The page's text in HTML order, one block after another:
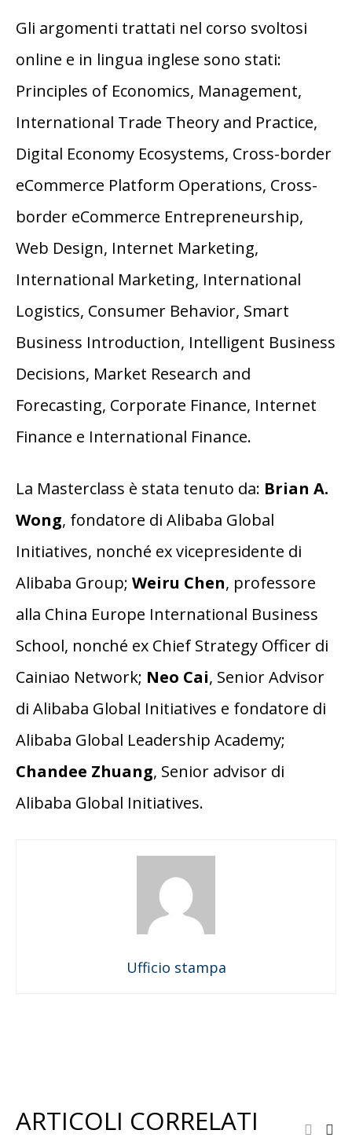
Gli argomenti trattati nel corso svoltosi
online e in lingua inglese sono stati:
Principles of Economics, Management,
International Trade Theory and Practice,
Digital Economy Ecosystems, Cross-border
eCommerce Platform Operations, Cross-
border eCommerce Entrepreneurship,
Web Design, Internet Marketing,
International Marketing, International
Logistics, Consumer Behavior, Smart
Business Introduction, Intelligent Business
Decisions, Market Research and
Forecasting, Corporate Finance, Internet
Finance e International Finance.
La Masterclass è stata tenuto da: Brian A.
Wong, fondatore di Alibaba Global
Initiatives, nonché ex vicepresidente di
Alibaba Group; Weiru Chen, professore
alla China Europe International Business
School, nonché ex Chief Strategy Officer di
Cainiao Network; Neo Cai, Senior Advisor
di Alibaba Global Initiatives e fondatore di
Alibaba Global Leadership Academy;
Chandee Zhuang, Senior advisor di
Alibaba Global Initiatives.
Ufficio stampa
ARTICOLI CORRELATI